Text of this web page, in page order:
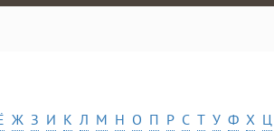
Ж З И К Л М Н О П Р С Т У Ф Х Ц